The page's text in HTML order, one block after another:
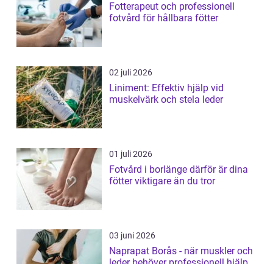
Fotterapeut och professionell
fotvård för hållbara fötter
02 juli 2026
Liniment: Effektiv hjälp vid
muskelvärk och stela leder
01 juli 2026
Fotvård i borlänge därför är dina
fötter viktigare än du tror
03 juni 2026
Naprapat Borås - när muskler och